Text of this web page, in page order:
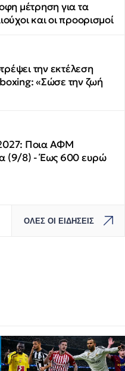
μέτρηση για τα
και οι προορισμοί
την εκτέλεση
«Σώσε την ζωή
Ποια ΑΦΜ
(9/8) - Έως 600 ευρώ
ΟΛΕΣ ΟΙ ΕΙΔΗΣΕΙΣ